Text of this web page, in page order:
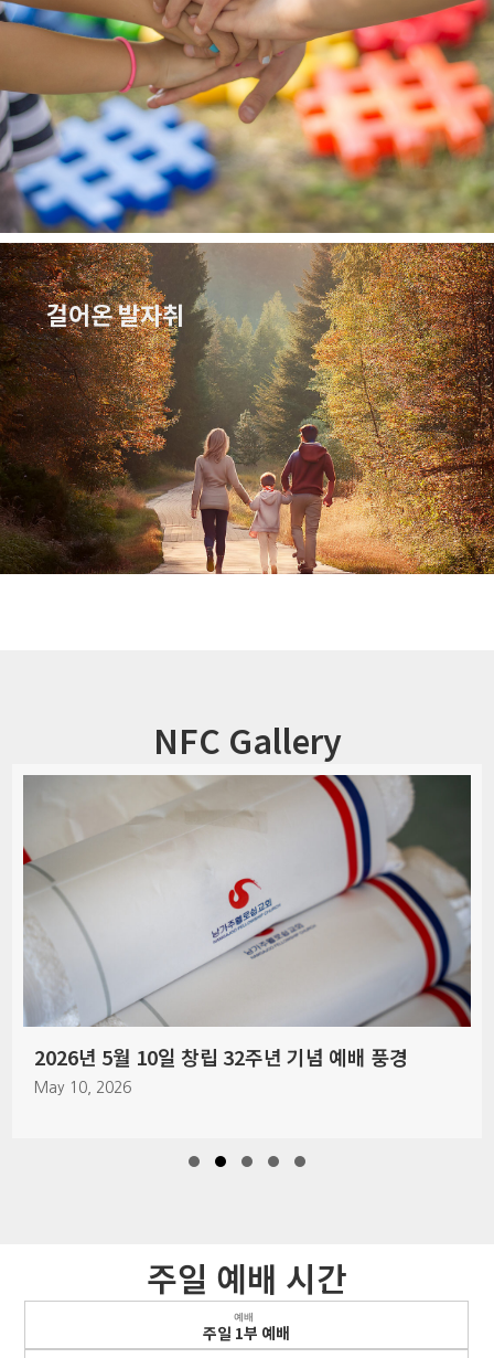
걸어온 발자취
NFC Gallery
2026년 5월 10일 창립 32주년 기념 예배 풍경
May 10, 2026
주일 예배 시간
예배
주일 1부 예배